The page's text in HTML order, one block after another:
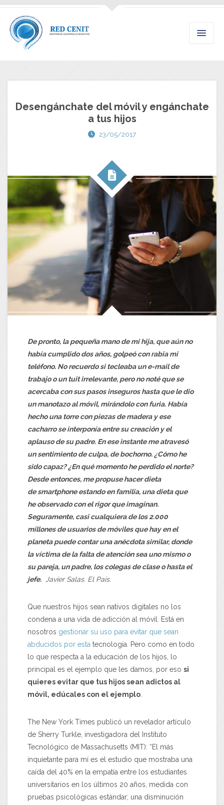
Desengánchate del móvil y engánchate
a tus hijos
23/05/2017
De pronto, la pequeña mano de mi hija, que aún no
había cumplido dos años, golpeó con rabia mi
teléfono. No recuerdo si tecleaba un e-mail de
trabajo o un tuit irrelevante, pero no noté que se
acercaba con sus pasos inseguros hasta que le dio
un manotazo al móvil, mirándolo con furia. Había
hecho una torre con piezas de madera y ese
cacharro se interponía entre su creación y el
aplauso de su padre. En ese instante me atravesó
un sentimiento de culpa, de bochorno. ¿Cómo he
sido capaz? ¿En qué momento he perdido el norte?
Desde entonces, me propuse hacer dieta
de smartphone estando en familia, una dieta que
he observado con el rigor que imaginan.
Seguramente, casi cualquiera de los 2.000
millones de usuarios de móviles que hay en el
planeta puede contar una anécdota similar, donde
la víctima de la falta de atención sea uno mismo o
su pareja, un padre, los colegas de clase o hasta el
jefe.
Javier Salas. El País.
Que nuestros hijos sean nativos digitales no los
condena a una vida de adicción al móvil. Está en
nosotros gestionar su uso para evitar que sean
abducidos por esta tecnología. Pero como en todo
lo que respecta a la educación de los hijos, lo
principal es el ejemplo que les damos, por eso si
quieres evitar que tus hijos sean adictos al
móvil, edúcales con el ejemplo
The New York Times publicó un revelador artículo
de Sherry Turkle, investigadora del Instituto
Tecnológico de Massachusetts (MIT): “El más
inquietante para mí es el estudio que mostraba una
caída del 40% en la empatía entre los estudiantes
universitarios en los últimos 20 años, medida con
pruebas psicológicas estándar; una disminución